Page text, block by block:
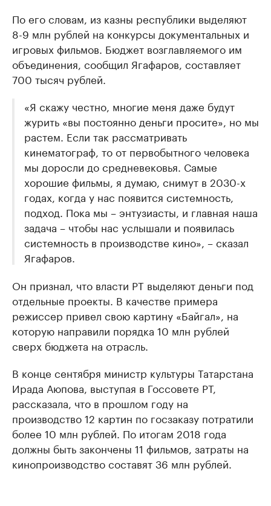
По его словам, из казны республики выделяют
8-9 млн рублей на конкурсы документальных и
игровых фильмов. Бюджет возглавляемого им
объединения, сообщил Ягафаров, составляет
700 тысяч рублей.
«Я скажу честно, многие меня даже будут
журить «вы постоянно деньги просите», но мы
растем. Если так рассматривать
кинематограф, то от первобытного человека
мы доросли до средневековья. Самые
хорошие фильмы, я думаю, снимут в 2030-х
годах, когда у нас появится системность,
подход. Пока мы – энтузиасты, и главная наша
задача – чтобы нас услышали и появилась
системность в производстве кино», – сказал
Ягафаров.
Он признал, что власти РТ выделяют деньги под
отдельные проекты. В качестве примера
режиссер привел свою картину «Байгал», на
которую направили порядка 10 млн рублей
сверх бюджета на отрасль.
В конце сентября министр культуры Татарстана
Ирада Аюпова, выступая в Госсовете РТ,
рассказала, что в прошлом году на
производство 12 картин по госзаказу потратили
более 10 млн рублей. По итогам 2018 года
должны быть закончены 11 фильмов, затраты на
кинопроизводство составят 36 млн рублей.